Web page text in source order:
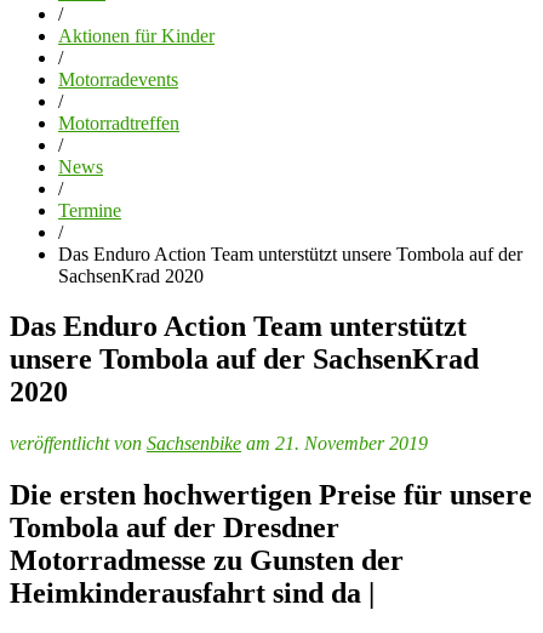
/
Aktionen für Kinder
/
Motorradevents
/
Motorradtreffen
/
News
/
Termine
/
Das Enduro Action Team unterstützt unsere Tombola auf der
SachsenKrad 2020
Das Enduro Action Team unterstützt
unsere Tombola auf der SachsenKrad
2020
veröffentlicht von Sachsenbike am 21. November 2019
Die ersten hochwertigen Preise für unsere
Tombola auf der Dresdner
Motorradmesse zu Gunsten der
Heimkinderausfahrt sind da |